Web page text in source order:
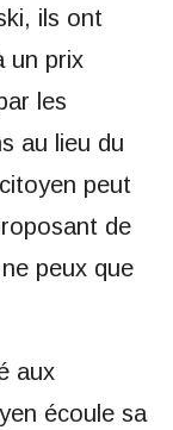
ils ont
un prix
les
au lieu du
peut
de
peux que
aux
écoule sa